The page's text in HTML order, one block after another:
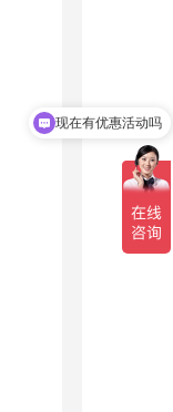
可以介绍下你们的产品么